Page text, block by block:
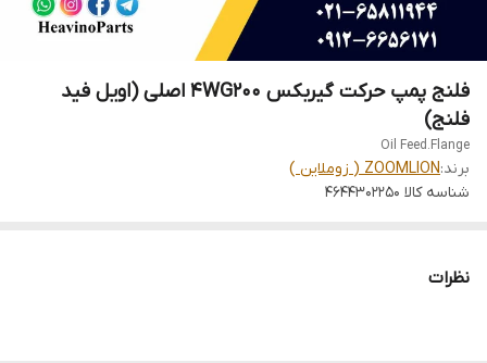
فلنج پمپ حرکت گیربکس 4WG200 اصلی (اویل فید
فلنج)
Oil Feed.Flange
برند:ZOOMLION ( زوملاین )
شناسه کالا 4644302250
نظرات